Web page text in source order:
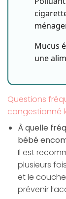
Mucus
une
Questions
congestionné
À quelle
bébé
Il est
plusieurs
et le
prévenir